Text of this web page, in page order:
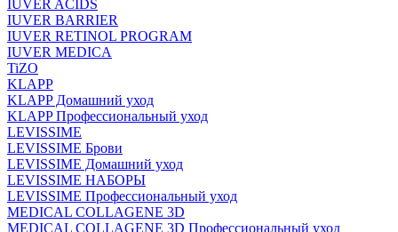
IUVER ACIDS
IUVER BARRIER
IUVER RETINOL PROGRAM
IUVER MEDICA
TiZO
KLAPP
KLAPP Домашний уход
KLAPP Профессиональный уход
LEVISSIME
LEVISSIME Брови
LEVISSIME Домашний уход
LEVISSIME НАБОРЫ
LEVISSIME Профессиональный уход
MEDICAL COLLAGENE 3D
MEDICAL COLLAGENE 3D Профессиональный уход